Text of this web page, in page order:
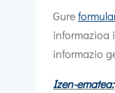
Gure
informazioa
informazio
Izen-ematea: